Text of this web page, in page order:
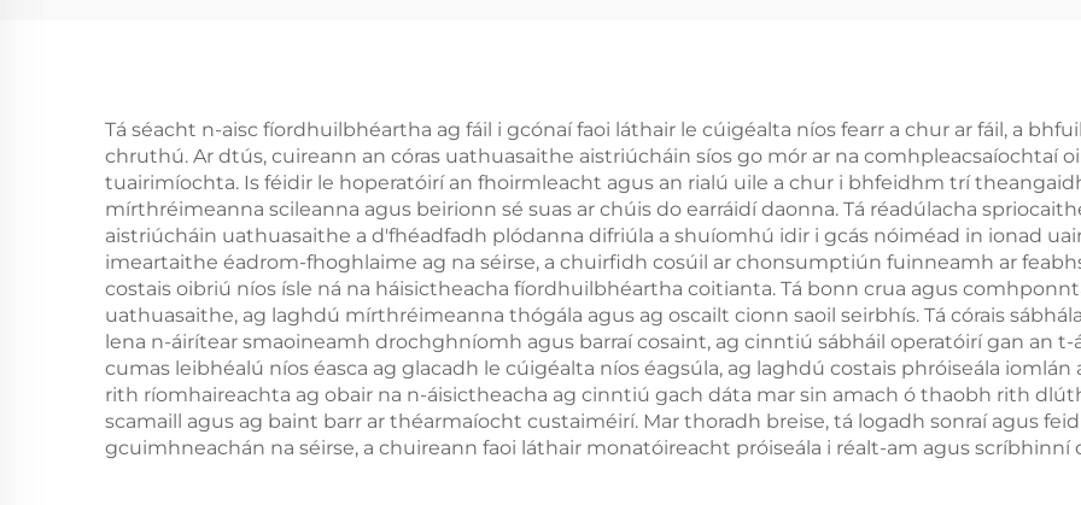
Tá séacht n-aisc fíordhuilbhéartha ag fáil i gcónaí faoi láthair le cúigéalta níos fearr a chur ar fáil, a
chruthú. Ar dtús, cuireann an córas uathuasaithe aistriúcháin síos go mór ar na comhpleacsaíochtaí
tuairimíochta. Is féidir le hoperatóirí an fhoirmleacht agus an rialú uile a chur i bhfeidhm trí
mírthréimeanna scileanna agus beirionn sé suas ar chúis do earráidí daonna. Tá réadúlacha
aistriúcháin uathuasaithe a d'fhéadfadh plódanna difriúla a shuíomhú idir i gcás nóiméad in ionad
imeartaithe éadrom-fhoghlaime ag na séirse, a chuirfidh cosúil ar chonsumptiún fuinneamh ar
costais oibriú níos ísle ná na háisictheacha fíordhuilbhéartha coitianta. Tá bonn crua agus
uathuasaithe, ag laghdú mírthréimeanna thógála agus ag oscailt cionn saoil seirbhís. Tá córais
lena n-áirítear smaoineamh drochghníomh agus barraí cosaint, ag cinntiú sábháil operatóirí gan an
cumas leibhéalú níos éasca ag glacadh le cúigéalta níos éagsúla, ag laghdú costais phróiseála
rith ríomhaireachta ag obair na n-áisictheacha ag cinntiú gach dáta mar sin amach ó thaobh rith
scamaill agus ag baint barr ar théarmaíocht custaiméirí. Mar thoradh breise, tá logadh sonraí agus
gcuimhneachán na séirse, a chuireann faoi láthair monatóireacht próiseála i réalt-am agus scríbhinní